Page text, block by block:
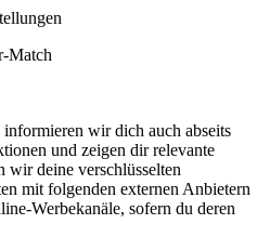
Match
wir dich auch abseits
und zeigen dir relevante
wir deine verschlüsselten
mit folgenden externen Anbietern
Werbekanäle, sofern du deren